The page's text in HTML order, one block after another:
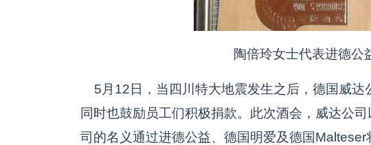
陶倍玲女士代表进德公
5月12日，当四川特大地震发生之后，德国威达
同时也鼓励员工们积极捐款。此次酒会，威达公
司的名义通过进德公益、德国明爱及德国